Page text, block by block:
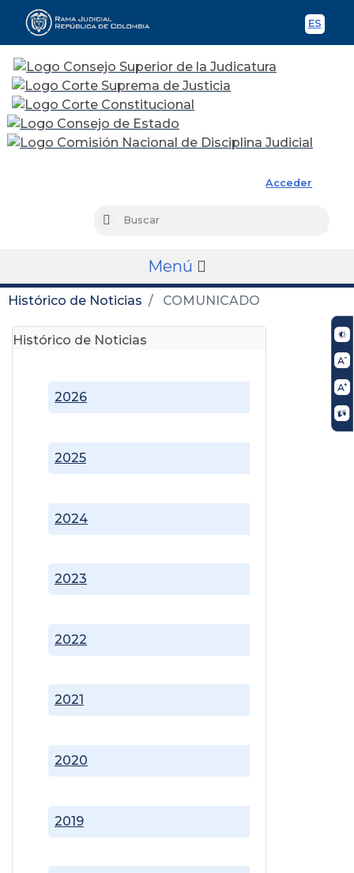
ES
Acceder
Buscar
Menú
Histórico de Noticias COMUNICADO
Histórico de Noticias
2019
2020
2021
2022
2023
2024
2025
2026